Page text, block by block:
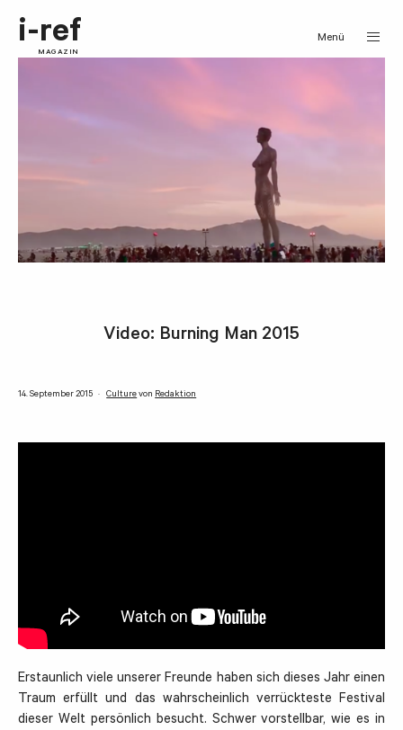
i-ref
MAGAZIN
Menü
Video: Burning Man 2015
14. September 2015 CulturevonRedaktion
Erstaunlich viele unserer Freunde haben sich dieses Jahr einen
Traum erfüllt und das wahrscheinlich verrückteste Festival
dieser Welt persönlich besucht. Schwer vorstellbar, wie es in